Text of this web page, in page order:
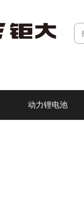
动力锂电池